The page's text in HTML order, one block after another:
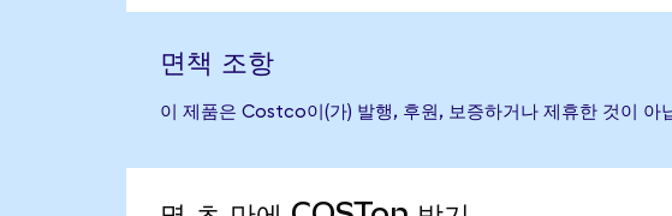
면책 조항
이 제품은 Costco이(가) 발행, 후원, 보증하거나 제휴한 것이